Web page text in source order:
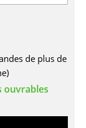
de plus de
ouvrables